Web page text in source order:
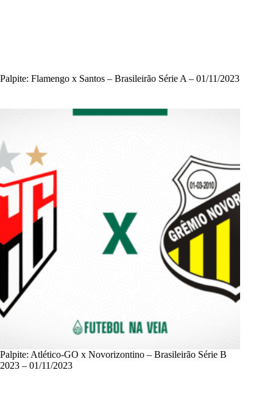
Palpite: Flamengo x Santos – Brasileirão Série A – 01/11/2023
Palpite: Atlético-GO x Novorizontino – Brasileirão Série B
2023 – 01/11/2023